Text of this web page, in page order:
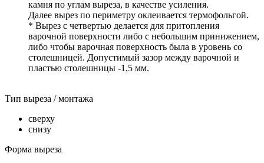
камня по углам выреза, в качестве усиления.
Далее вырез по периметру оклеивается термофольгой.
* Вырез с четвертью делается для притопления
варочной поверхности либо с небольшим принижением,
либо чтобы варочная поверхность была в уровень со
столешницей. Допустимый зазор между варочной и
пластью столешницы -1,5 мм.
Тип выреза / монтажа
сверху
снизу
Форма выреза